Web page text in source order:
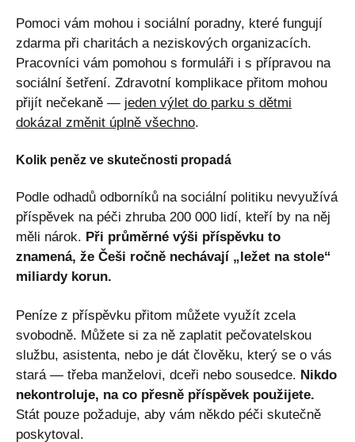
Pomoci vám mohou i sociální poradny, které fungují
zdarma při charitách a neziskových organizacích.
Pracovníci vám pomohou s formuláři i s přípravou na
sociální šetření. Zdravotní komplikace přitom mohou
přijít nečekaně — jeden výlet do parku s dětmi
dokázal změnit úplně všechno.
Kolik peněz ve skutečnosti propadá
Podle odhadů odborníků na sociální politiku nevyužívá
příspěvek na péči zhruba 200 000 lidí, kteří by na něj
měli nárok. Při průměrné výši příspěvku to
znamená, že Češi ročně nechávají „ležet na stole“
miliardy korun.
Peníze z příspěvku přitom můžete využít zcela
svobodně. Můžete si za ně zaplatit pečovatelskou
službu, asistenta, nebo je dát člověku, který se o vás
stará — třeba manželovi, dceři nebo sousedce. Nikdo
nekontroluje, na co přesně příspěvek použijete.
Stát pouze požaduje, aby vám někdo péči skutečně
poskytoval.